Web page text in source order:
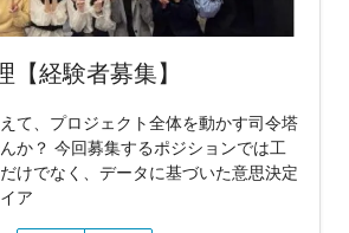
【経験者募集】
て、プロジェクト全体を動かす司令塔
か？ 今回募集するポジションでは工
けでなく、データに基づいた意思決定
ア